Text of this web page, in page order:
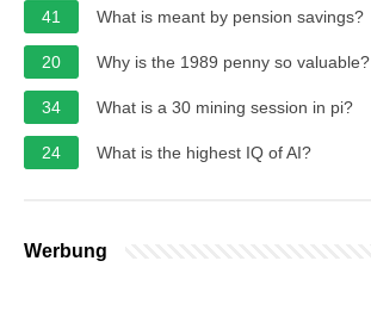
41 What is meant by pension savings?
20 Why is the 1989 penny so valuable?
34 What is a 30 mining session in pi?
24 What is the highest IQ of AI?
Werbung